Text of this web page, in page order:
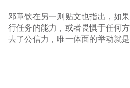
邓章钦在另一则贴文也指出，如
行任务的能力，或者畏惧于任何
去了公信力，唯一体面的举动就是